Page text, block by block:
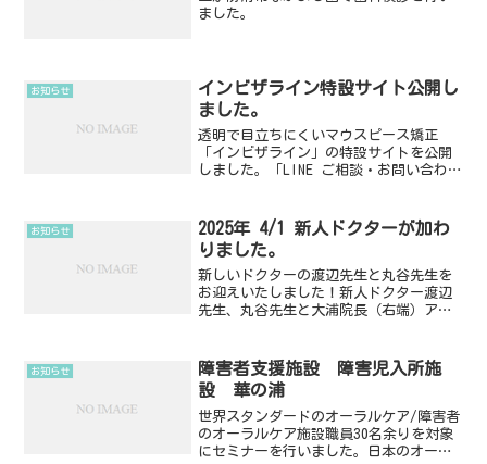
ました。
お知らせ
インビザライン特設サイト公開し
ました。
透明で目立ちにくいマウスピース矯正
「インビザライン」の特設サイトを公開
しました。「LINE ご相談・お問い合わ
お知らせ
2025年 4/1 新人ドクターが加わ
りました。
新しいドクターの渡辺先生と丸谷先生を
お迎えいたしました！新人ドクター渡辺
先生、丸谷先生と大浦院長（右端）アル
お知らせ
障害者支援施設 障害児入所施
設 華の浦
世界スタンダードのオーラルケア/障害者
のオーラルケア施設職員30名余りを対象
にセミナーを行いました。日本のオーラ